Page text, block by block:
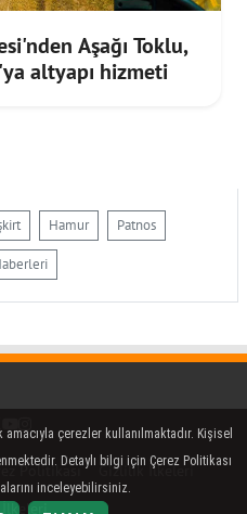
Aşağı Toklu,
altyapı hizmeti
Hamur Patnos
Twitter (X)
YouTube
Instagram
Politikası
Gizlilik İlkeleri
İlkeleri
çerezler kullanılmaktadır. Kişisel
Detaylı bilgi için Çerez Politikası
inceleyebilirsiniz.